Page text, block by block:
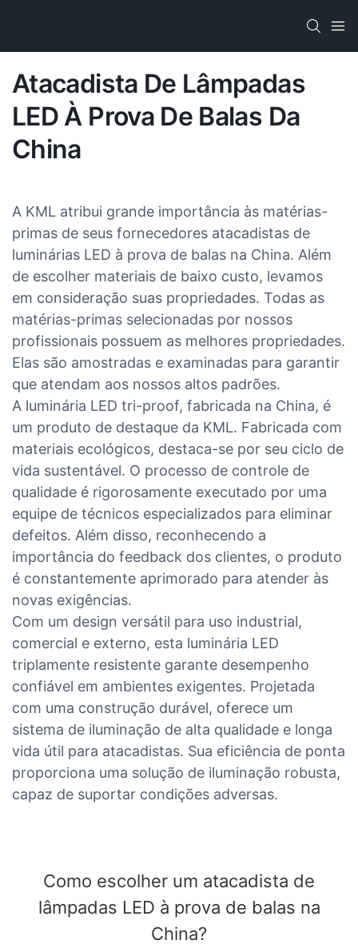
Atacadista De Lâmpadas
LED À Prova De Balas Da
China
A KML atribui grande importância às matérias-
primas de seus fornecedores atacadistas de
luminárias LED à prova de balas na China. Além
de escolher materiais de baixo custo, levamos
em consideração suas propriedades. Todas as
matérias-primas selecionadas por nossos
profissionais possuem as melhores propriedades.
Elas são amostradas e examinadas para garantir
que atendam aos nossos altos padrões.
A luminária LED tri-proof, fabricada na China, é
um produto de destaque da KML. Fabricada com
materiais ecológicos, destaca-se por seu ciclo de
vida sustentável. O processo de controle de
qualidade é rigorosamente executado por uma
equipe de técnicos especializados para eliminar
defeitos. Além disso, reconhecendo a
importância do feedback dos clientes, o produto
é constantemente aprimorado para atender às
novas exigências.
Com um design versátil para uso industrial,
comercial e externo, esta luminária LED
triplamente resistente garante desempenho
confiável em ambientes exigentes. Projetada
com uma construção durável, oferece um
sistema de iluminação de alta qualidade e longa
vida útil para atacadistas. Sua eficiência de ponta
proporciona uma solução de iluminação robusta,
capaz de suportar condições adversas.
Como escolher um atacadista de
lâmpadas LED à prova de balas na
China?